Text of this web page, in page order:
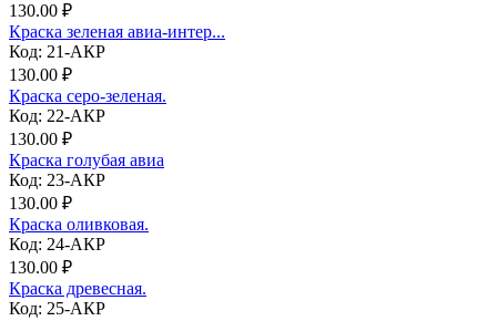
130.00 ₽
Краска зеленая авиа-интер...
Код: 21-АКР
130.00 ₽
Краска серо-зеленая.
Код: 22-АКР
130.00 ₽
Краска голубая авиа
Код: 23-АКР
130.00 ₽
Краска оливковая.
Код: 24-АКР
130.00 ₽
Краска древесная.
Код: 25-АКР